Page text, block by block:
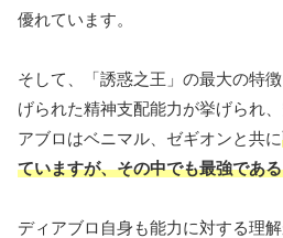
優れています。
そして、「誘惑之王」の最大の特
げられた精神支配能力が挙げられ
アブロはベニマル、ゼギオンと共に
ていますが、その中でも最強であ
ディアブロ自身も能力に対する理